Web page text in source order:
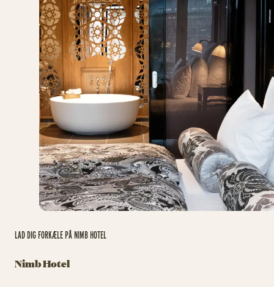
Nimb Hotel
LAD DIG FORKÆLE PÅ NIMB HOTEL